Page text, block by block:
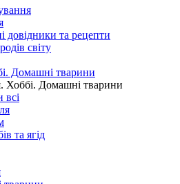
довідники та рецепти
світу
Домашні тварини
Хоббі. Домашні тварини
всі
та ягід